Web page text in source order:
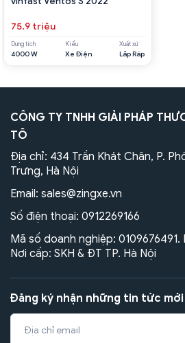
75.9 triệu
Dung tích
4000 W
Kiểu
Xe Điện
Xuất xứ
Lắp Ráp
CÔNG TY TNHH GIẢI PHÁP
TÔ
Địa chỉ: 434 Trần Khát Chân, P.
Trưng, Hà Nội
Email: sales@zingxe.vn
Số điện thoại: 0912269166
Mã số doanh nghiệp:
Nơi cấp: SKH & ĐT TP. Hà Nội
Đăng ký nhận những tin tức